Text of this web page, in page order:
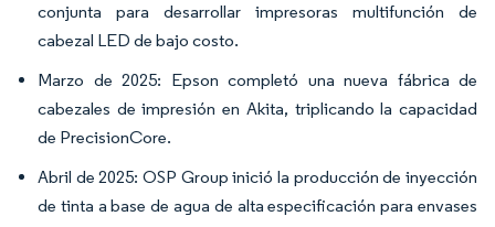
conjunta para desarrollar impresoras multifunción de
cabezal LED de bajo costo.
Marzo de 2025: Epson completó una nueva fábrica de
cabezales de impresión en Akita, triplicando la capacidad
de PrecisionCore.
Abril de 2025: OSP Group inició la producción de inyección
de tinta a base de agua de alta especificación para envases